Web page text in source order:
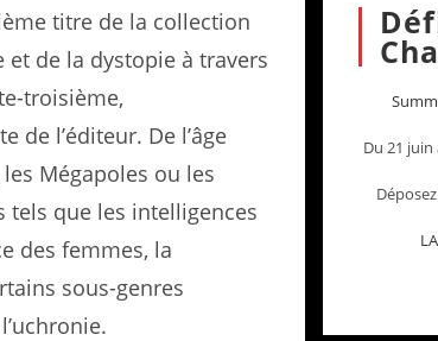
titre de la collection
et de la dystopie à travers
troisième,
de l’éditeur. De l’âge
Mégapoles ou les
tels que les in­telligences
des femmes, la
sous-genres
Du 21